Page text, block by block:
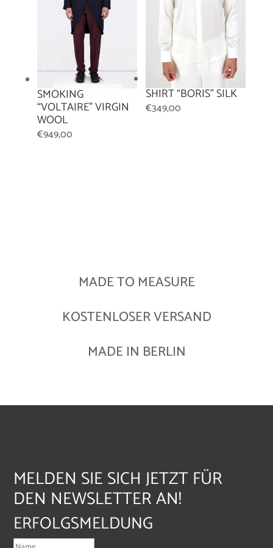
SMOKING
“VOLTAIRE” VIRGIN
WOOL
€949,00
SHIRT “BORIS” SILK
€349,00
MADE TO MEASURE
KOSTENLOSER VERSAND
MADE IN BERLIN
MELDEN SIE SICH JETZT FÜR
DEN NEWSLETTER AN!
ERFOLGSMELDUNG